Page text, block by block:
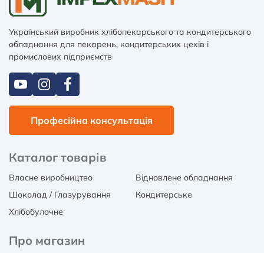
Український виробник хлібопекарського та кондитерського
обладнання для пекарень, кондитерських цехів і
промислових підприємств
Професійна консультація
Каталог товарів
Власне виробництво
Відновлене обладнання
Шоколад / Глазурування
Кондитерське
Хлібобулочне
Про магазин